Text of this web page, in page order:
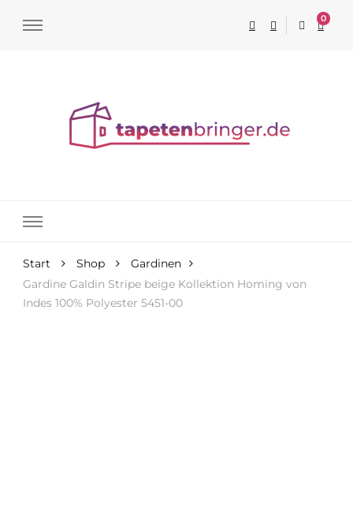
0
Start Shop
Gardinen
Gardine Galdin Stripe beige Kollektion Homing von
Indes 100% Polyester 5451-00